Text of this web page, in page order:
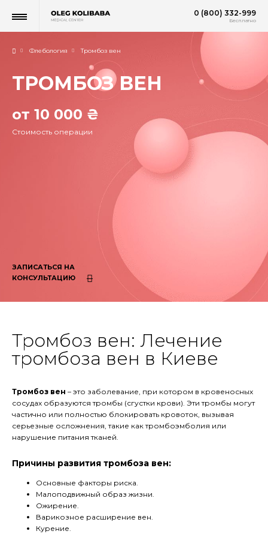
0 (800) 332-999
Бесплатно
Флебология Тромбоз вен
ТРОМБОЗ ВЕН
от 10 000 ₴
Стоимость операции
ЗАПИСАТЬСЯ НА
КОНСУЛЬТАЦИЮ
Тромбоз вен: Лечение
тромбоза вен в Киеве
Тромбоз вен – это заболевание, при котором в кровеносных
сосудах образуются тромбы (сгустки крови). Эти тромбы могут
частично или полностью блокировать кровоток, вызывая
серьезные осложнения, такие как тромбоэмболия или
нарушение питания тканей.
Причины развития тромбоза вен:
Основные факторы риска.
Малоподвижный образ жизни.
Ожирение.
Варикозное расширение вен.
Курение.